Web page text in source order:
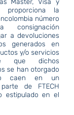
Master, Visa y
proporciona la
número
consignación
a devoluciones
generados en
y/o servicios
que dichos
se han otorgado
caen en un
de FTECH
estipulado en el